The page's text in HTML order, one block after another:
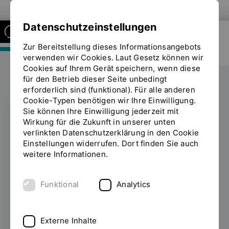
FAKULTÄT MASCHINENBAU
FLÜGGE-Stipendium
"LipoPro" an der OTH
Regensburg
01.07.2020Doktorand Andreas Eigenberger
das in Kooperation mit dem
Datenschutzeinstellungen
Zur Bereitstellung dieses Informationsangebots
verwenden wir Cookies. Laut Gesetz können wir
Cookies auf Ihrem Gerät speichern, wenn diese
für den Betrieb dieser Seite unbedingt
erforderlich sind (funktional). Für alle anderen
Cookie-Typen benötigen wir Ihre Einwilligung.
Sie können Ihre Einwilligung jederzeit mit
Wirkung für die Zukunft in unserer unten
verlinkten Datenschutzerklärung in den Cookie
Einstellungen widerrufen. Dort finden Sie auch
weitere Informationen.
Funktional Analytics
Externe Inhalte